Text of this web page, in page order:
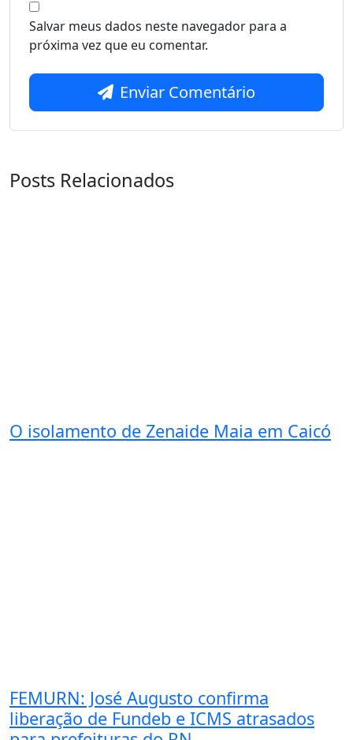
Salvar meus dados neste navegador para a
próxima vez que eu comentar.
Enviar Comentário
Posts Relacionados
O isolamento de Zenaide Maia em Caicó
FEMURN: José Augusto confirma
liberação de Fundeb e ICMS atrasados